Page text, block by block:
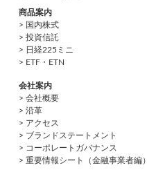
商品案内
> 国内株式
> 投資信託
> 日経225ミニ
> ETF・ETN
会社案内
> 会社概要
> 沿革
> アクセス
> ブランドステートメント
> コーポレートガバナンス
> 重要情報シート（金融事業者編）